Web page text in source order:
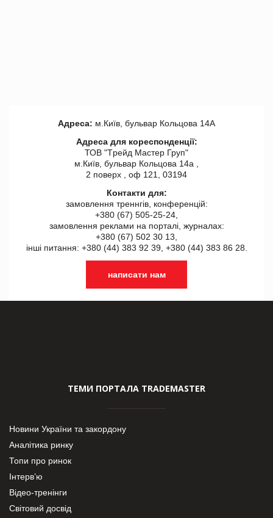
Адреса: м.Київ, бульвар Кольцова 14А
Адреса для кореспонденції:
ТОВ "Tрейд Мастер Груп"
м.Київ, бульвар Кольцова 14а ,
2 поверх , оф 121, 03194
Контакти для:
замовлення треннгів, конференцій:
+380 (67) 505-25-24,
замовлення реклами на порталі, журналах:
+380 (67) 502 30 13,
інші питання: +380 (44) 383 92 39, +380 (44) 383 86 28.
написати нам
ТЕМИ ПОРТАЛА TRADEMASTER
Новини України та закордону
Аналітика ринку
Топи про ринок
Інтерв’ю
Відео-тренінги
Світовий досвід